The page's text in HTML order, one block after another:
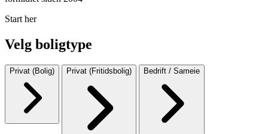
Start her
Velg boligtype
Privat (Bolig) Privat (Fritidsbolig) Bedrift / Sameie